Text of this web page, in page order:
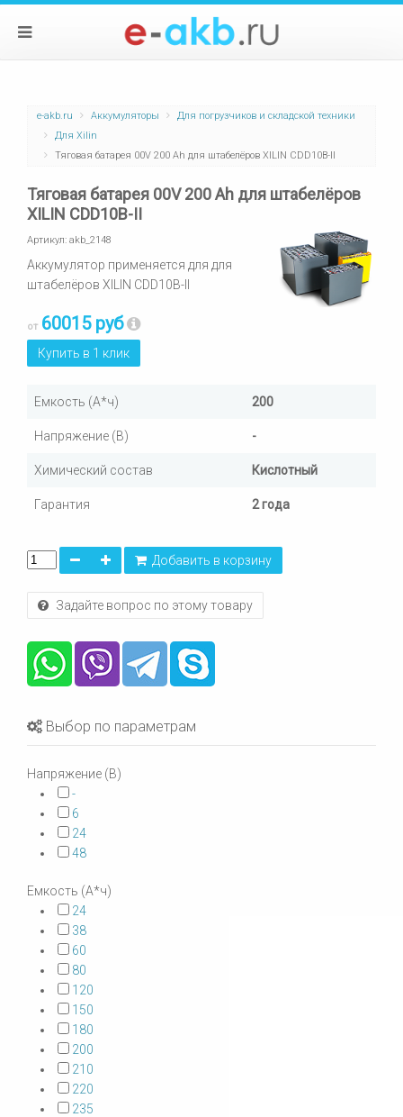
e-akb.ru Аккумуляторы
Для погрузчиков и складской техники
Для Xilin
Тяговая батарея 00V 200 Ah для штабелёров XILIN CDD10B-II
Тяговая батарея 00V 200 Ah для штабелёров
XILIN CDD10B-II
Артикул: akb_2148
Аккумулятор применяется для для
штабелёров XILIN CDD10B-II
от 60015 руб
Купить в 1 клик
Емкость (А*ч) 200
Напряжение (В) -
Химический состав Кислотный
Гарантия 2 года
Добавить в корзину
Задайте вопрос по этому товару
Выбор по параметрам
Напряжение (В)
-
6
24
48
Емкость (А*ч)
24
38
60
80
120
150
180
200
210
220
235